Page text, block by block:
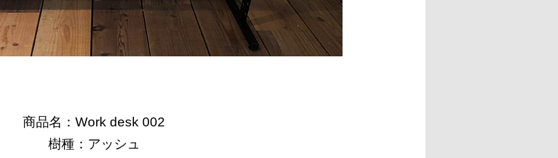
商品名：Work desk 002
樹種：アッシュ